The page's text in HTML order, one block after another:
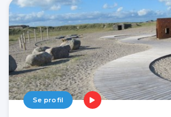
Se profil